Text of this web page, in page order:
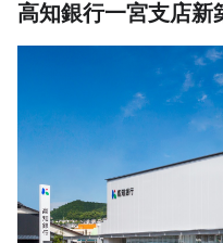
高知銀行一宮支店新